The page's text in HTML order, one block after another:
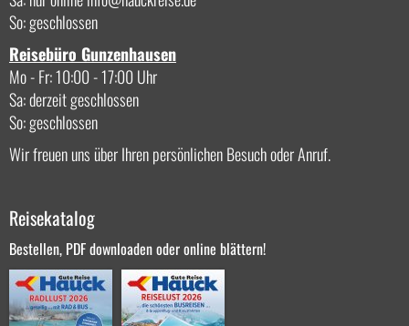
So: geschlossen
Reisebüro Gunzenhausen
Mo - Fr: 10:00 - 17:00 Uhr
Sa: derzeit geschlossen
So: geschlossen
Wir freuen uns über Ihren persönlichen Besuch oder Anruf.
Reisekatalog
Bestellen, PDF downloaden oder online blättern!